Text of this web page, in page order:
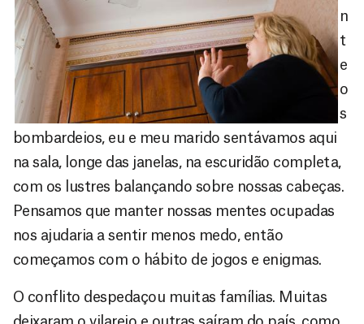
n
t
e
o
s
bombardeios, eu e meu marido sentávamos aqui
na sala, longe das janelas, na escuridão completa,
com os lustres balançando sobre nossas cabeças.
Pensamos que manter nossas mentes ocupadas
nos ajudaria a sentir menos medo, então
começamos com o hábito de jogos e enigmas.
O conflito despedaçou muitas famílias. Muitas